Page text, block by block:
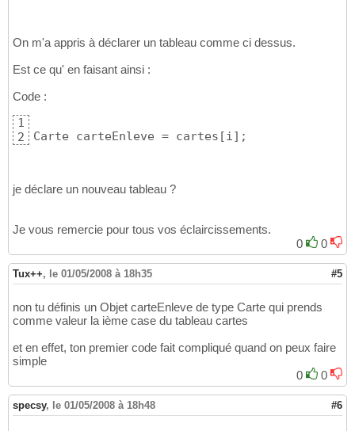
On m'a appris à déclarer un tableau comme ci dessus.
Est ce qu' en faisant ainsi :
Code :
1
2
Carte carteEnleve = cartes [i] ;
je déclare un nouveau tableau ?
Je vous remercie pour tous vos éclaircissements.
0
0
Tux++, le 01/05/2008 à 18h35 #5
non tu définis un Objet carteEnleve de type Carte qui prends
comme valeur la ième case du tableau cartes
et en effet, ton premier code fait compliqué quand on peux faire
simple
0
0
specsy, le 01/05/2008 à 18h48 #6